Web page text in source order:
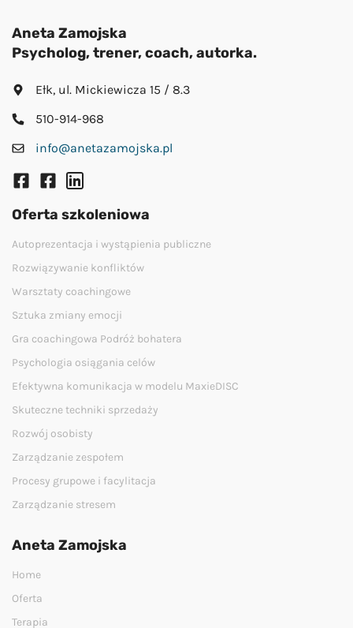
Aneta Zamojska
Psycholog, trener, coach, autorka.
Ełk, ul. Mickiewicza 15 / 8.3
510-914-968
info@anetazamojska.pl
Oferta szkoleniowa
Autoprezentacja i wystąpienia publiczne
Rozwiązywanie konfliktów
Warsztaty coachingowe
Sztuka zmiany emocji
Gra coachingowa Podróż bohatera
Psychologia osiągania celów
Efektywna komunikacja w modelu MaxieDISC
Skuteczne techniki sprzedaży
Rozwój osobisty
Zarządzanie zespołem
Procesy grupowe i facylitacja
Zarządzanie stresem
Aneta Zamojska
Home
Oferta
Terapia